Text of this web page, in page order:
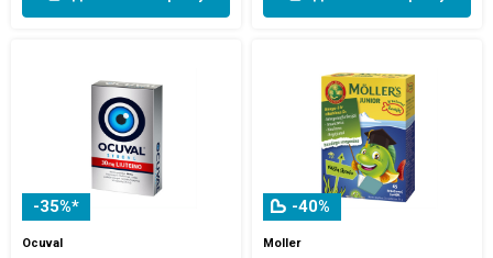
-35%*
Ocuval
-40%
Moller